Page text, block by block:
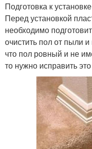
Подготовка к установке
Перед установкой
необходимо
очистить пол от пыли
что пол ровный и не
то нужно исправить